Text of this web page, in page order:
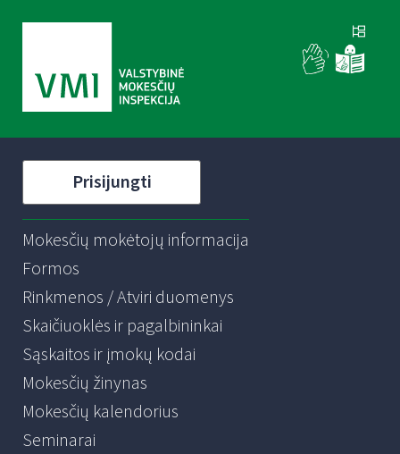
Prisijungti
Mokesčių mokėtojų informacija
Formos
Rinkmenos / Atviri duomenys
Skaičiuoklės ir pagalbininkai
Sąskaitos ir įmokų kodai
Mokesčių žinynas
Mokesčių kalendorius
Seminarai